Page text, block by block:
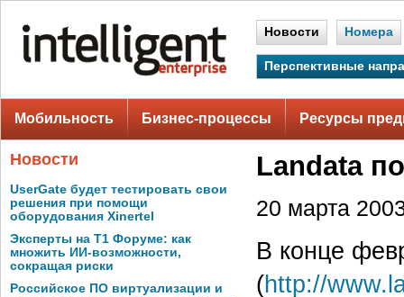
Новости Номера
Перспективные
Мобильность Бизнес-процессы Ресурсы
Новости
UserGate будет тестировать свои
решения при помощи
оборудования Xinertel
Эксперты на Т1 Форуме: как
множить ИИ-возможности,
сокращая риски
Российское ПО виртуализации и
Landata
20 марта
В конце
(http://